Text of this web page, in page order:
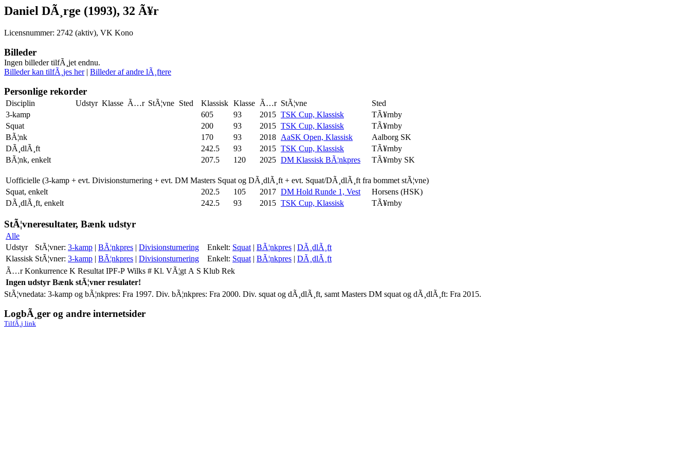
Daniel DÃ¸rge (1993), 32 Ã¥r
Licensnummer: 2742 (aktiv), VK Kono
Billeder
Ingen billeder tilfÃ¸jet endnu.
Billeder kan tilfÃ¸jes her| Billeder af andre lÃ¸ftere
Personlige rekorder
Disciplin Udstyr Klasse Ã…r StÃ¦vne Sted Klassisk Klasse Ã…r StÃ¦vne
Sted
3-kamp
605 93 2015 TSK Cup, Klassisk
TÃ¥rnby
Squat
200 93 2015 TSK Cup, Klassisk
TÃ¥rnby
BÃ¦nk
170 93 2018 AaSK Open, Klassisk
Aalborg SK
DÃ¸dlÃ¸ft
242.5 93 2015 TSK Cup, Klassisk
TÃ¥rnby
BÃ¦nk, enkelt
207.5 120 2025 DM Klassisk BÃ¦nkpres TÃ¥rnby SK
Uofficielle (3-kamp + evt. Divisionsturnering + evt. DM Masters Squat og DÃ¸dlÃ¸ft + evt. Squat/DÃ¸dlÃ¸ft fra bommet stÃ¦vne)
Squat, enkelt
202.5 105 2017 DM Hold Runde 1, Vest
Horsens (HSK)
DÃ¸dlÃ¸ft, enkelt
242.5 93 2015 TSK Cup, Klassisk TÃ¥rnby
StÃ¦vneresultater, Bænk udstyr
Alle
Udstyr
StÃ¦vner: 3-kamp | BÃ¦nkpres | Divisionsturnering Enkelt: Squat | BÃ¦nkpres | DÃ¸dlÃ¸ft
Klassisk StÃ¦vner: 3-kamp | BÃ¦nkpres | Divisionsturnering Enkelt: Squat | BÃ¦nkpres | DÃ¸dlÃ¸ft
Ã…r Konkurrence K Resultat IPF-P Wilks # Kl. VÃ¦gt A S Klub Rek
Ingen udstyr Bænk stÃ¦vner resulater!
StÃ¦vnedata: 3-kamp og bÃ¦nkpres: Fra 1997. Div. bÃ¦nkpres: Fra 2000. Div. squat og dÃ¸dlÃ¸ft, samt Masters DM squat og dÃ¸dlÃ¸ft: Fra 2015.
LogbÃ¸ger og andre internetsider
TilfÃ¸j link